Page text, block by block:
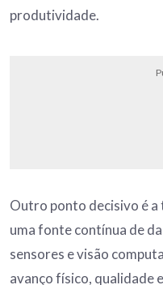
produtividade.
Outro ponto decisivo é
uma fonte contínua de
sensores e visão
avanço físico, qualidade